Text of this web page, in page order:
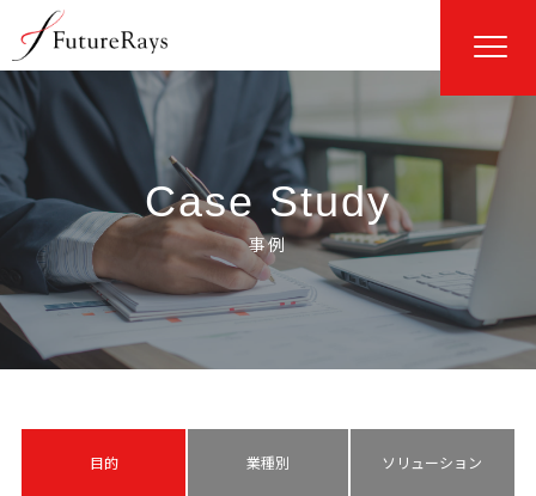
Case Study
目的 業種別 ソリューション